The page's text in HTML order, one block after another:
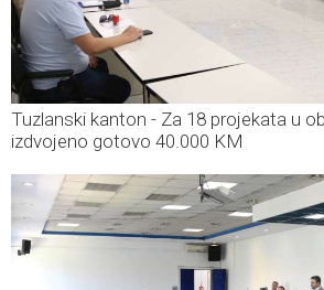
Tuzlanski kanton - Za 18 projekata u
izdvojeno gotovo 40.000 KM